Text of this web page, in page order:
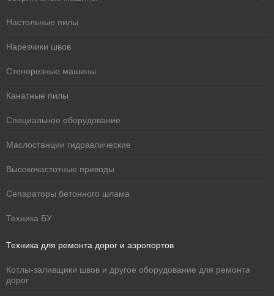
Настольные пилы
Нарезчики швов
Стенорезные машины
Канатные пилы
Специальное оборудование
Маслостанции гидравлические
Высокочастотные приводы
Сепараторы бетонного шлама
Техника БУ
Техника для ремонта дорог и аэропортов
Котлы-заливщики швов и другое оборудование для ремонта
дорог